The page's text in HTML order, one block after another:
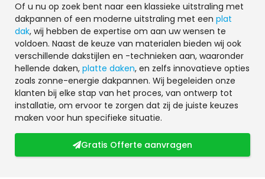
Of u nu op zoek bent naar een klassieke uitstraling met
dakpannen of een moderne uitstraling met een plat
dak, wij hebben de expertise om aan uw wensen te
voldoen. Naast de keuze van materialen bieden wij ook
verschillende dakstijlen en -technieken aan, waaronder
hellende daken, platte daken, en zelfs innovatieve opties
zoals zonne-energie dakpannen. Wij begeleiden onze
klanten bij elke stap van het proces, van ontwerp tot
installatie, om ervoor te zorgen dat zij de juiste keuzes
maken voor hun specifieke situatie.
Gratis Offerte aanvragen